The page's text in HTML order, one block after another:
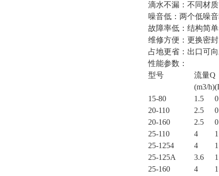
滴水不漏：不同材
噪音低：两个低噪
故障率低：结构简
维修方便：更换密
占地更省：出口可
性能参数：
型号
流量Q
(m3/h)
15-80
1.5
20-110
2.5
20-160
2.5
25-110
4
25-1254
4
25-125A
3.6
1
25-160
4